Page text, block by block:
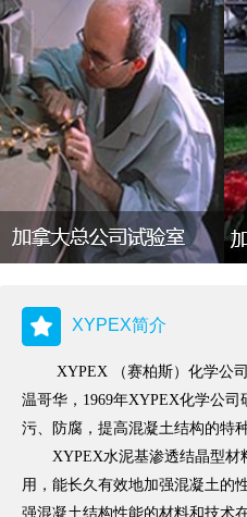
XYPEX简介
XYPEX （赛柏斯）化学公司
温哥华，1969年XYPEX化学公
污、防腐，提高混凝土结构的特
XYPEX水泥基渗透结晶型材
用，能长久有效地加强混凝土的
强混凝土结构性能的材料和技术